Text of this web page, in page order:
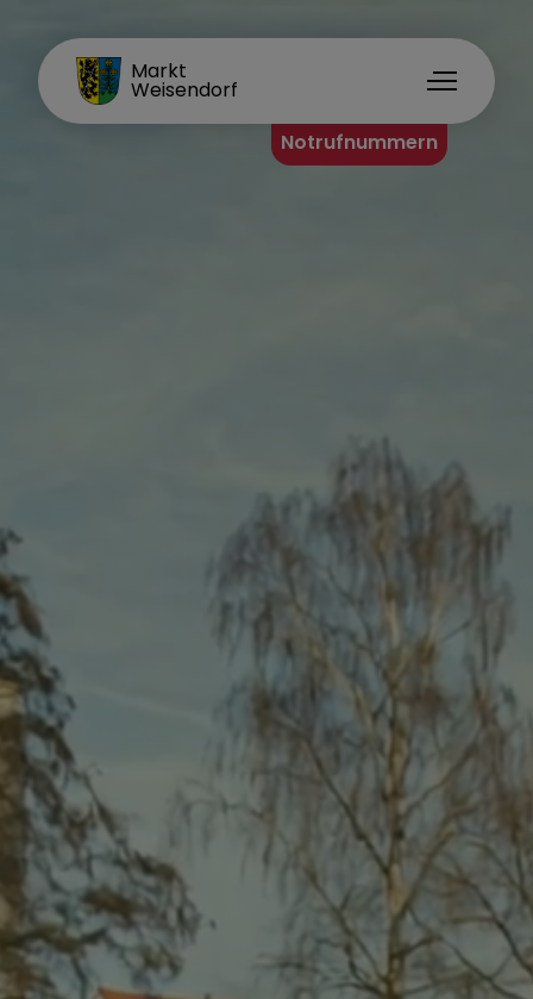
Markt
Weisendorf
Amtliche Bekanntmachungen
Freiwillige Feuerwehren
Klima, Energie & Umwelt
Geschichte und Ortsteile
Wappen
Breitbandausbau
Bürgerstiftung
FAMILIENORT
Notrufnummern